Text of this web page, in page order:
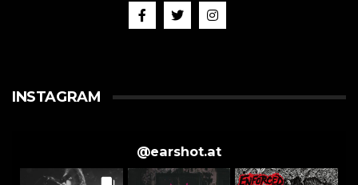
INSTAGRAM
@earshot.at